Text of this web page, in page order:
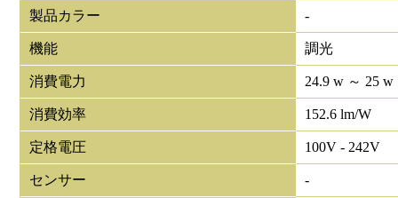
製品カラー -
機能 調光
消費電力 24.9 w ～ 25 w
消費効率 152.6 lm/W
定格電圧 100V - 242V
センサー -